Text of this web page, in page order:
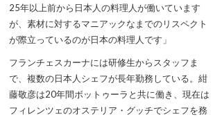
25年以上前から日本人の料理人が働いています
が、素材に対するマニアックなまでのリスペクト
が際立っているのが日本の料理人です」
フランチェスカーナには研修生からスタッフま
で、複数の日本人シェフが長年勤務している。紺
藤敬彦は20年間ボットゥーラと共に働き、現在は
フィレンツェのオステリア・グッチでシェフを務